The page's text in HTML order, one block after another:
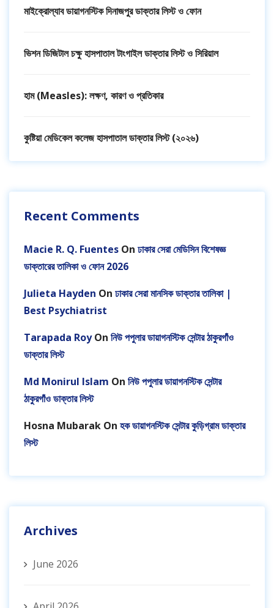
মাইক্রোল্যাব ডায়াগনস্টিক দিনাজপুর ডাক্তার লিস্ট ও ফোন
ভিশন ডিজিটাল চক্ষু হাসপাতাল টাংগাইল ডাক্তার লিস্ট ও সিরিয়াল
হাম (Measles): লক্ষণ, কারণ ও প্রতিকার
কুষ্টিয়া মেডিকেল কলেজ হাসপাতাল ডাক্তার লিস্ট (২০২৬)
Recent Comments
Macie R. Q. Fuentes On ঢাকার সেরা মেডিসিন বিশেষজ্ঞ
ডাক্তারের তালিকা ও ফোন 2026
Julieta Hayden On ঢাকার সেরা মানসিক ডাক্তার তালিকা |
Best Psychiatrist
Tarapada RoyOn নিউ পপুলার ডায়াগনস্টিক সেন্টার ঠাকুরগাঁও
ডাক্তার লিস্ট
Md Monirul Islam On নিউ পপুলার ডায়াগনস্টিক সেন্টার
ঠাকুরগাঁও ডাক্তার লিস্ট
Hosna Mubarak On হক ডায়াগনস্টিক সেন্টার কুড়িগ্রাম ডাক্তার
লিস্ট
Archives
June 2026